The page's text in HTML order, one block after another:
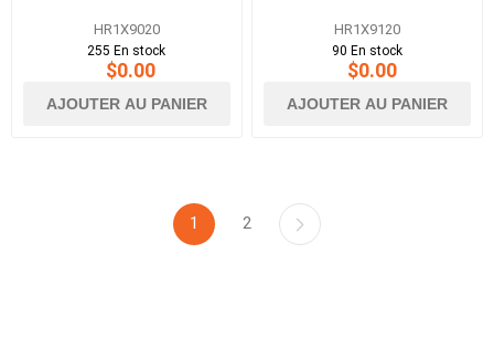
HR1X9020
255 En stock
$0.00
AJOUTER AU PANIER
HR1X9120
90 En stock
$0.00
AJOUTER AU PANIER
1 2